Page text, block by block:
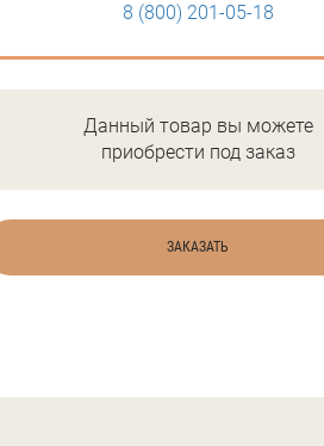
8 (800) 201-05-18
Данный товар вы можете
приобрести под заказ
ЗАКАЗАТЬ